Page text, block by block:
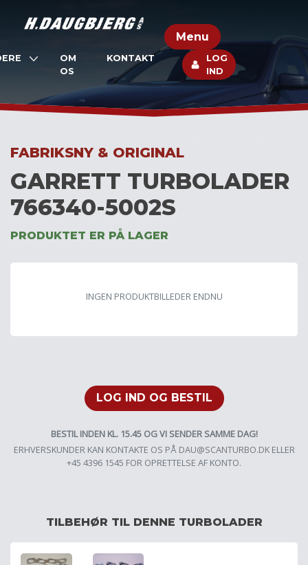
Menu
OM
OS
KONTAKT
LOG
IND
FABRIKSNY & ORIGINAL
GARRETT TURBOLADER
766340-5002S
PRODUKTET ER PÅ LAGER
INGEN PRODUKTBILLEDER ENDNU
LOG IND OG BESTIL
BESTIL INDEN KL. 15.45 OG VI SENDER SAMME DAG!
ERHVERSKUNDER KAN KONTAKTE OS PÅ DAU@SCANTURBO.DKELLER
+45 4396 1545 FOR OPRETTELSE AF KONTO.
TILBEHØR TIL DENNE TURBOLADER